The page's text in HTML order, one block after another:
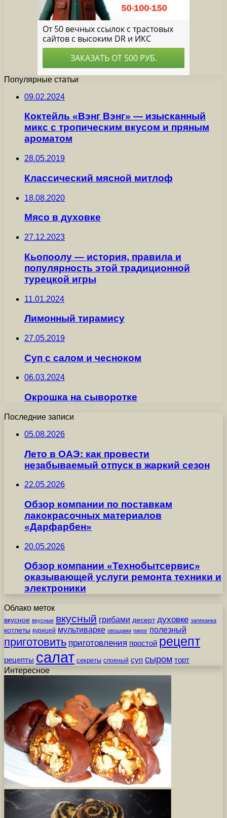
Популярные статьи
09.02.2024
Коктейль «Вэнг Вэнг» — изысканный
микс с тропическим вкусом и пряным
ароматом
28.05.2019
Классический мясной митлоф
18.08.2020
Мясо в духовке
27.12.2023
Кьопоолу — история, правила и
популярность этой традиционной
турецкой игры
11.01.2024
Лимонный тирамису
27.05.2019
Суп с салом и чесноком
06.03.2024
Окрошка на сыворотке
Последние записи
05.08.2026
Лето в ОАЭ: как провести
незабываемый отпуск в жаркий сезон
22.05.2026
Обзор компании по поставкам
лакокрасочных материалов
«Дарфарбен»
20.05.2026
Обзор компании «Технобытсервис»
оказывающей услуги ремонта техники и
электроники
Облако меток
вкусное вкусные вкусный грибами десерт духовке запеканка
котлеты курицей мультиварке овощами пирог полезный
приготовить приготовления простой рецепт
рецепты салат секреты слоеный суп сыром торт
Интересное